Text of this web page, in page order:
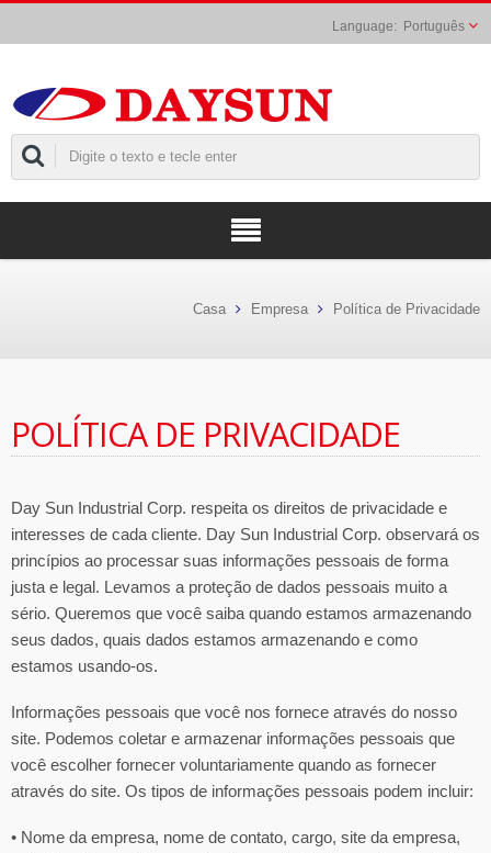
Português
Casa Empresa Política de Privacidade
POLÍTICA DE PRIVACIDADE
Day Sun Industrial Corp. respeita os direitos de privacidade e
interesses de cada cliente. Day Sun Industrial Corp. observará os
princípios ao processar suas informações pessoais de forma
justa e legal. Levamos a proteção de dados pessoais muito a
sério. Queremos que você saiba quando estamos armazenando
seus dados, quais dados estamos armazenando e como
estamos usando-os.
Informações pessoais que você nos fornece através do nosso
site. Podemos coletar e armazenar informações pessoais que
você escolher fornecer voluntariamente quando as fornecer
através do site. Os tipos de informações pessoais podem incluir:
• Nome da empresa, nome de contato, cargo, site da empresa,